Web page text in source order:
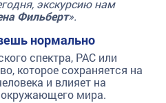
экскурсию нам
Фильберт».
нормально
спектра, РАС или
которое сохраняется на
и влияет на
мира.